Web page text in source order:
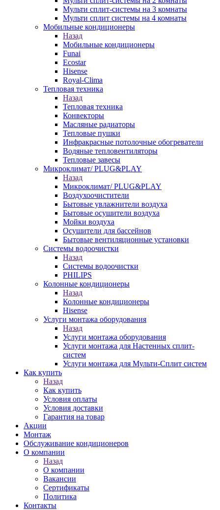
Мульти сплит-системы на 3 комнаты
Мульти сплит системы на 4 комнаты
Мобильные кондиционеры
Назад
Мобильные кондиционеры
Funai
Ecostar
Hisense
Royal-Clima
Тепловая техника
Назад
Тепловая техника
Конвекторы
Масляные радиаторы
Тепловые пушки
Инфракрасные потолочные обогреватели
Водяные тепловентиляторы
Тепловые завесы
Микроклимат/ PLUG&PLAY
Назад
Микроклимат/ PLUG&PLAY
Воздухоочистители
Бытовые увлажнители воздуха
Бытовые осушители воздуха
Мойки воздуха
Осушители для бассейнов
Бытовые вентиляционные установки
Системы водоочистки
Назад
Системы водоочистки
PHILIPS
Колонные кондиционеры
Назад
Колонные кондиционеры
Hisense
Услуги монтажа оборудования
Назад
Услуги монтажа оборудования
Услуги монтажа для Настенных сплит-
систем
Услуги монтажа для Мульти-Сплит систем
Как купить
Назад
Как купить
Условия оплаты
Условия доставки
Гарантия на товар
Акции
Монтаж
Обслуживание кондиционеров
О компании
Назад
О компании
Вакансии
Сертификаты
Политика
Контакты